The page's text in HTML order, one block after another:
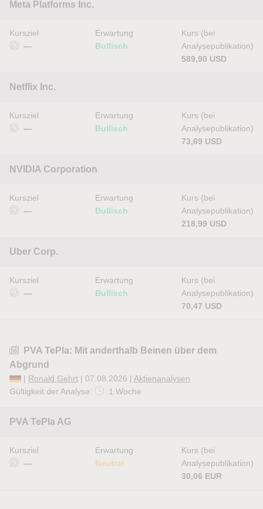
Meta Platforms Inc.
Kursziel
—
Erwartung
Bullisch
Kurs (bei
Analysepublikation)
589,90 USD
Netflix Inc.
Kursziel
—
Erwartung
Bullisch
Kurs (bei
Analysepublikation)
73,69 USD
NVIDIA Corporation
Kursziel
—
Erwartung
Bullisch
Kurs (bei
Analysepublikation)
218,99 USD
Uber Corp.
Kursziel
—
Erwartung
Bullisch
Kurs (bei
Analysepublikation)
70,47 USD
PVA TePla: Mit anderthalb Beinen über dem
Abgrund
| Ronald Gehrt | 07.08.2026 | Aktienanalysen
Gültigkeit der Analyse:
1 Woche
PVA TePla AG
Kursziel
—
Erwartung
Neutral
Kurs (bei
Analysepublikation)
30,06 EUR